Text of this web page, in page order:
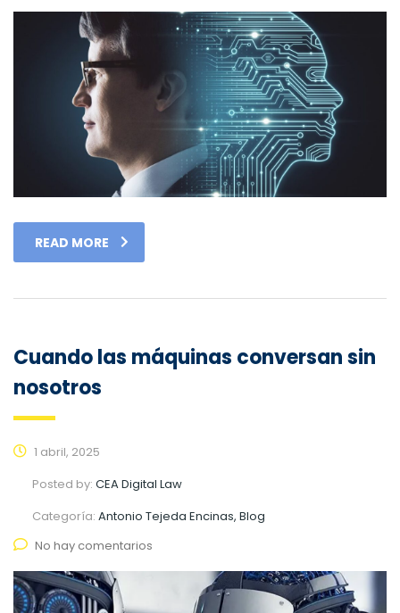
READ MORE
Cuando las máquinas conversan sin
nosotros
1 abril, 2025
Posted by: CEA Digital Law
Categoría: Antonio Tejeda Encinas, Blog
No hay comentarios